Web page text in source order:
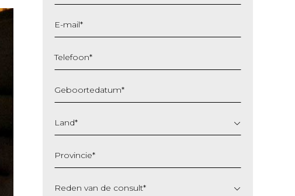
E-mail*
Telefoon*
Geboortedatum*
slash
MM
JJJJ
Land*
Provincie*
Reden van de consult*